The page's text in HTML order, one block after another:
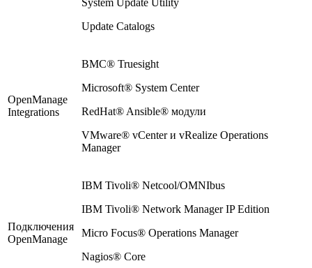
Update Catalogs
OpenManage
Integrations
BMC® Truesight
Microsoft® System Center
RedHat® Ansible® модули
VMware® vCenter и vRealize Operations
Manager
Подключения
OpenManage
IBM Tivoli® Netcool/OMNIbus
IBM Tivoli® Network Manager IP Edition
Micro Focus® Operations Manager
Nagios® Core